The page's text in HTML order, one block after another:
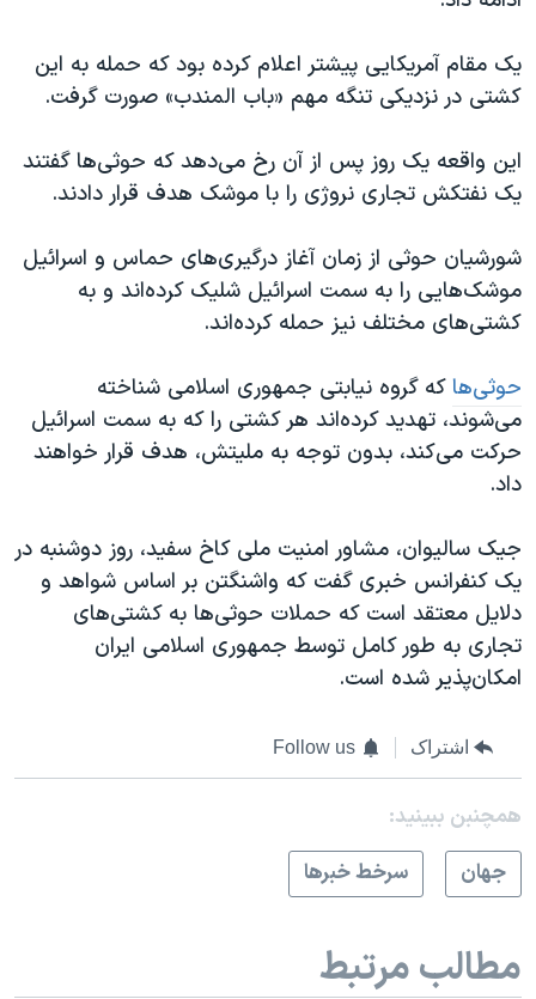
یک مقام آمریکایی پیشتر اعلام کرده بود که حمله به این
کشتی در نزدیکی تنگه مهم «باب المندب» صورت گرفت.
این واقعه یک روز پس از آن رخ می‌دهد که حوثی‌ها گفتند
یک نفتکش تجاری نروژی را با موشک هدف قرار دادند.
شورشیان حوثی از زمان آغاز درگیری‌های حماس و اسرائيل
موشک‌هایی را به سمت اسرائيل شلیک کرده‌‌اند و به
کشتی‌های مختلف نیز حمله کرده‌اند.
حوثی‌هاکه گروه نیابتی جمهوری اسلامی شناخته
می‌شوند، تهدید کرده‌اند هر کشتی‌ را که به سمت اسرائیل
حرکت می‌کند، بدون توجه به ملیتش، هدف قرار خواهند
داد.
جیک سالیوان، مشاور امنیت ملی کاخ سفید، روز دوشنبه در
یک کنفرانس خبری گفت که واشنگتن بر اساس شواهد و
دلایل معتقد است که حملات حوثی‌ها به کشتی‌های
تجاری به طور کامل توسط جمهوری اسلامی ایران
امکان‌پذیر شده‌ است.
اشتراک Follow us
همچنبن ببینید:
جهان
سرخط خبرها
مطالب مرتبط